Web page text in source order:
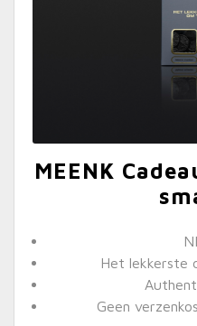
MEENK
Het lekkerste
Geen